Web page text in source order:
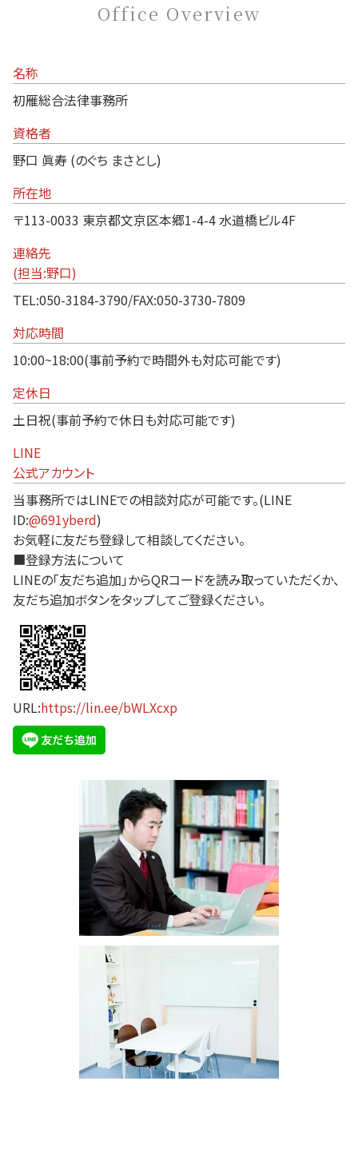
Office Overview
名称
初雁総合法律事務所
資格者
野口 眞寿 (のぐち まさとし)
所在地
〒113-0033 東京都文京区本郷1-4-4 水道橋ビル4F
連絡先
(担当:野口)
TEL:050-3184-3790/FAX:050-3730-7809
対応時間
10:00~18:00(事前予約で時間外も対応可能です)
定休日
土日祝(事前予約で休日も対応可能です)
LINE
公式アカウント
当事務所ではLINEでの相談対応が可能です。(LINE
ID:@691yberd)
お気軽に友だち登録して相談してください。
■登録方法について
LINEの「友だち追加」からQRコードを読み取っていただくか、
友だち追加ボタンをタップしてご登録ください。
URL:https://lin.ee/bWLXcxp